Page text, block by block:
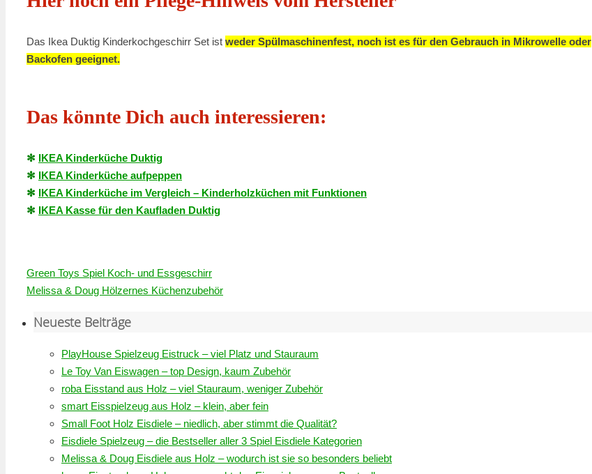
Das Ikea Duktig Kinderkochgeschirr Set ist weder Spülmaschinenfest, noch ist es für den Gebrauch in Mikrowelle oder
Backofen geeignet.
Das könnte Dich auch interessieren:
✻ IKEA Kinderküche Duktig
✻ IKEA Kinderküche aufpeppen
✻ IKEA Kinderküche im Vergleich – Kinderholzküchen mit Funktionen
✻ IKEA Kasse für den Kaufladen Duktig
Green Toys Spiel Koch- und Essgeschirr
Melissa & Doug Hölzernes Küchenzubehör
Neueste Beiträge
PlayHouse Spielzeug Eistruck – viel Platz und Stauraum
Le Toy Van Eiswagen – top Design, kaum Zubehör
roba Eisstand aus Holz – viel Stauraum, weniger Zubehör
smart Eisspielzeug aus Holz – klein, aber fein
Small Foot Holz Eisdiele – niedlich, aber stimmt die Qualität?
Eisdiele Spielzeug – die Bestseller aller 3 Spiel Eisdiele Kategorien
Melissa & Doug Eisdiele aus Holz – wodurch ist sie so besonders beliebt